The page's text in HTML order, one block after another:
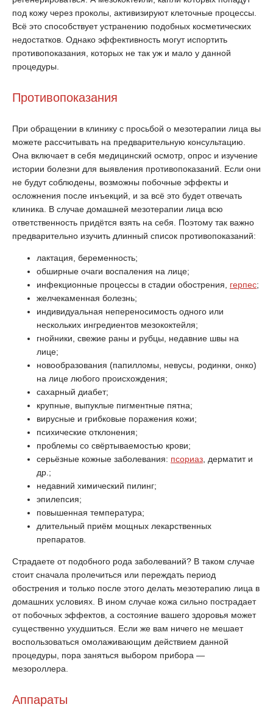
под кожу через проколы, активизируют клеточные процессы.
Всё это способствует устранению подобных косметических
недостатков. Однако эффективность могут испортить
противопоказания, которых не так уж и мало у данной
процедуры.
Противопоказания
При обращении в клинику с просьбой о мезотерапии лица вы
можете рассчитывать на предварительную консультацию.
Она включает в себя медицинский осмотр, опрос и изучение
истории болезни для выявления противопоказаний. Если они
не будут соблюдены, возможны побочные эффекты и
осложнения после инъекций, и за всё это будет отвечать
клиника. В случае домашней мезотерапии лица всю
ответственность придётся взять на себя. Поэтому так важно
предварительно изучить длинный список противопоказаний:
лактация, беременность;
обширные очаги воспаления на лице;
инфекционные процессы в стадии обострения, герпес;
желчекаменная болезнь;
индивидуальная непереносимость одного или
нескольких ингредиентов мезококтейля;
гнойники, свежие раны и рубцы, недавние швы на
лице;
новообразования (папилломы, невусы, родинки, онко)
на лице любого происхождения;
сахарный диабет;
крупные, выпуклые пигментные пятна;
вирусные и грибковые поражения кожи;
психические отклонения;
проблемы со свёртываемостью крови;
серьёзные кожные заболевания: псориаз , дерматит и
др.;
недавний химический пилинг;
эпилепсия;
повышенная температура;
длительный приём мощных лекарственных
препаратов.
Страдаете от подобного рода заболеваний? В таком случае
стоит сначала пролечиться или переждать период
обострения и только после этого делать мезотерапию лица в
домашних условиях. В ином случае кожа сильно пострадает
от побочных эффектов, а состояние вашего здоровья может
существенно ухудшиться. Если же вам ничего не мешает
воспользоваться омолаживающим действием данной
процедуры, пора заняться выбором прибора —
мезороллера.
Аппараты